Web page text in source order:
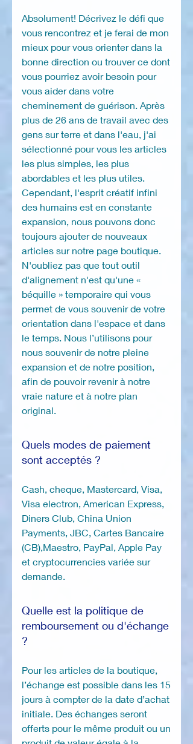
Absolument! Décrivez le défi que
vous rencontrez et je ferai de mon
mieux pour vous orienter dans la
bonne direction ou trouver ce dont
vous pourriez avoir besoin pour
vous aider dans votre
cheminement de guérison. Après
plus de 26 ans de travail avec des
gens sur terre et dans l'eau, j'ai
sélectionné pour vous les articles
les plus simples, les plus
abordables et les plus utiles.
Cependant, l'esprit créatif infini
des humains est en constante
expansion, nous pouvons donc
toujours ajouter de nouveaux
articles sur notre page boutique.
N'oubliez pas que tout outil
d'alignement n'est qu'une «
béquille » temporaire qui vous
permet de vous souvenir de votre
orientation dans l'espace et dans
le temps. Nous l’utilisons pour
nous souvenir de notre pleine
expansion et de notre position,
afin de pouvoir revenir à notre
vraie nature et à notre plan
original.
Quels modes de paiement
sont acceptés ?
Cash, cheque, Mastercard, Visa,
Visa electron, American Express,
Diners Club, China Union
Payments, JBC, Cartes Bancaire
(CB),Maestro, PayPal, Apple Pay
et cryptocurrencies variée sur
demande.
Quelle est la politique de
remboursement ou d'échange
?
Pour les articles de la boutique,
l’échange est possible dans les 15
jours à compter de la date d’achat
initiale. Des échanges seront
offerts pour le même produit ou un